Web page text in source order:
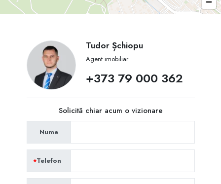
Tudor Șchiopu
Agent imobiliar
+373 79 000 362
Solicită chiar acum o vizionare
Nume
Telefon